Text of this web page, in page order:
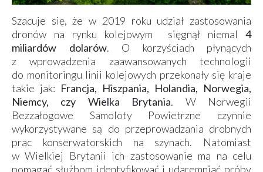
Szacuje się, że w 2019 roku udział zastosowania
dronów na rynku kolejowym sięgnął niemal 4
miliardów dolarów. O korzyściach płynących
z wprowadzenia zaawansowanych technologii
do monitoringu linii kolejowych przekonały się kraje
takie jak: Francja, Hiszpania, Holandia, Norwegia,
Niemcy, czy Wielka Brytania. W Norwegii
Bezzałogowe Samoloty Powietrzne czynnie
wykorzystywane są do przeprowadzania drobnych
prac konserwatorskich na szynach. Natomiast
w Wielkiej Brytanii ich zastosowanie ma na celu
pomagać służbom identyfikować i udaremniać próby